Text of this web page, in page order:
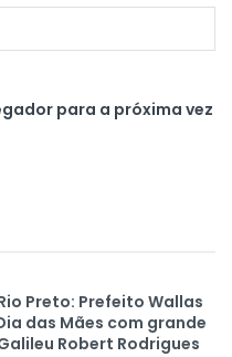
para a próxima vez
Preto: Prefeito Wallas
das Mães com grande
Robert Rodrigues